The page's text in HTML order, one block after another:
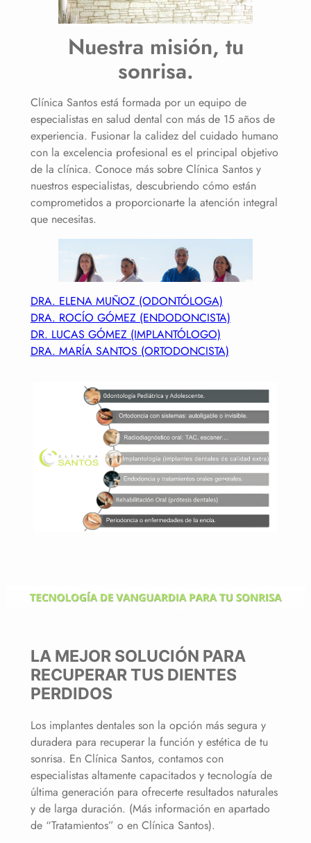
Nuestra misión, tu
sonrisa.
Clínica Santos está formada por un equipo de
especialistas en salud dental con más de 15 años de
experiencia. Fusionar la calidez del cuidado humano
con la excelencia profesional es el principal objetivo
de la clínica. Conoce más sobre Clínica Santos y
nuestros especialistas, descubriendo cómo están
comprometidos a proporcionarte la atención integral
que necesitas.
DRA. ELENA MUÑOZ (ODONTÓLOGA)
DRA. ROCÍO GÓMEZ (ENDODONCISTA)
DR. LUCAS GÓMEZ (IMPLANTÓLOGO)
DRA. MARÍA SANTOS (ORTODONCISTA)
LA MEJOR SOLUCIÓN PARA
RECUPERAR TUS DIENTES
PERDIDOS
Los implantes dentales son la opción más segura y
duradera para recuperar la función y estética de tu
sonrisa. En Clínica Santos, contamos con
especialistas altamente capacitados y tecnología de
última generación para ofrecerte resultados naturales
y de larga duración. (Más información en apartado
de “Tratamientos” o en Clínica Santos).